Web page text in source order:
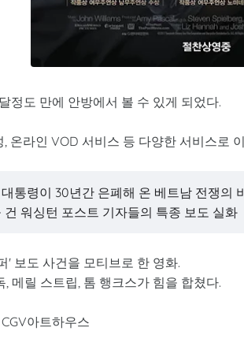
정도 만에 안방에서 볼 수 있게 되었다.
, 온라인 VOD 서비스 등 다양한 서비스로
통령이 30년간 은폐해 온 베트남 전쟁의
건 워싱턴 포스트 기자들의 특종 보도 실화
' 보도 사건을 모티브로 한 영화.
메릴 스트립, 톰 행크스가 힘을 합쳤다.
아트하우스